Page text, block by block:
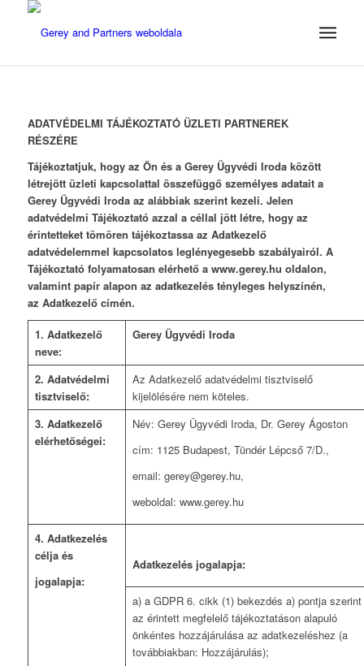
ADATVÉDELMI TÁJÉKOZTATÓ ÜZLETI PARTNEREK
RÉSZÉRE
Tájékoztatjuk, hogy az Ön és a Gerey Ügyvédi Iroda között
létrejött üzleti kapcsolattal összefüggő személyes adatait a
Gerey Ügyvédi Iroda az alábbiak szerint kezeli. Jelen
adatvédelmi Tájékoztató azzal a céllal jött létre, hogy az
érintetteket tömören tájékoztassa az Adatkezelő
adatvédelemmel kapcsolatos leglényegesebb szabályairól. A
Tájékoztató folyamatosan elérhető a www.gerey.hu oldalon,
valamint papír alapon az adatkezelés tényleges helyszínén,
az Adatkezelő címén.
1. Adatkezelő
neve:
Gerey Ügyvédi Iroda
2. Adatvédelmi
tisztviselő:
Az Adatkezelő adatvédelmi tisztviselő
kijelölésére nem köteles.
3. Adatkezelő
elérhetőségei:
Név: Gerey Ügyvédi Iroda, Dr. Gerey Ágoston
cím: 1125 Budapest, Tündér Lépcső 7/D.,
email: gerey@gerey.hu,
weboldal: www.gerey.hu
4. Adatkezelés
célja és
jogalapja:
Adatkezelés jogalapja:
a) a GDPR 6. cikk (1) bekezdés a) pontja szerint
az érintett megfelelő tájékoztatáson alapuló
önkéntes hozzájárulása az adatkezeléshez (a
továbbiakban: Hozzájárulás);